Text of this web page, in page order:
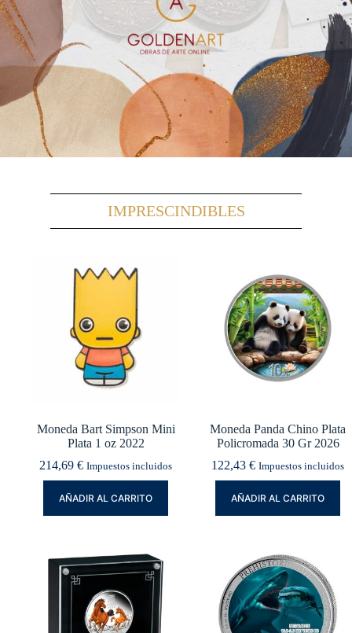
IMPRESCINDIBLES
Moneda Bart Simpson Mini
Plata 1 oz 2022
214,69 € Impuestos incluidos
AÑADIR AL CARRITO
Moneda Panda Chino Plata
Policromada 30 Gr 2026
122,43 € Impuestos incluidos
AÑADIR AL CARRITO